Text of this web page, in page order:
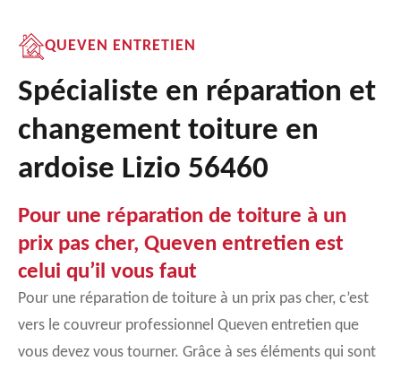
QUEVEN ENTRETIEN
Spécialiste en réparation et
changement toiture en
ardoise Lizio 56460
Pour une réparation de toiture à un
prix pas cher, Queven entretien est
celui qu’il vous faut
Pour une réparation de toiture à un prix pas cher, c’est
vers le couvreur professionnel Queven entretien que
vous devez vous tourner. Grâce à ses éléments qui sont